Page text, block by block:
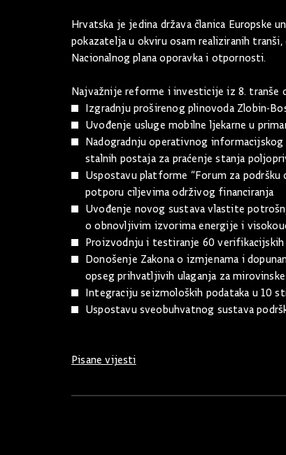
Hrvatska je jedina država članica Europske
pokazatelja u okviru osam realiziranih
Nacionalnog plana oporavka i otpornosti.
Najvažnije reforme i investicije iz 8. tranše
Izgradnju proširenog plinovoda Zlobin-
Uvođenje usluge mobilne ljekarne u
Nadogradnju operativnog
stalnih postaja za praćenje stanja
Uspostavu platforme “Forum za
potporu ciljevima održivog financiranja
Uvođenje novog sustava vlastite
o obnovljivim izvorima energije i
Proizvodnju i testiranje 60
Donošenje Zakona o izmjenama i
opseg prihvatljivih ulaganja za
Integraciju seizmoloških podataka u 10
Uspostavu sveobuhvatnog sustava
Pisane vijesti